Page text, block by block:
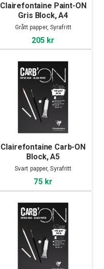
Clairefontaine Paint-ON
Gris Block, A4
Grått papper, Syrafritt
205 kr
Clairefontaine Carb-ON
Block, A5
Svart papper, Syrafritt
75 kr